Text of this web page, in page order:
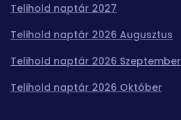
Telihold naptár 2027
Telihold naptár 2026 Augusztus
Telihold naptár 2026 Szeptember
Telihold naptár 2026 Október